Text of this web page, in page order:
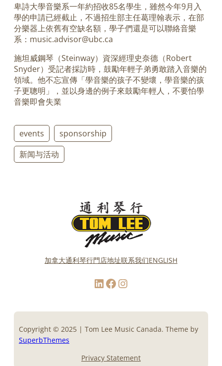
卑詩大學音樂系一年約招收85名學生，雖然今年9月入
學的申請已經截止，不過招生部主任葛理翰表示，在部
分樂器上依舊有空缺名額，學子們還是可以聯絡音樂
系：music.advisor@ubc.ca
施坦威鋼琴（Steinway）資深經理史奈德（Robert
Snyder）受記者採訪時，鼓勵年輕子弟勇敢踏入音樂的
領域。他不忘宣傳「學音樂的孩子不變壞，學音樂的孩
子更聰明」，並以身邊的例子來鼓勵年輕人，不要怕學
音樂即會失業
events
sponsorship
新闻与活动
加拿大通利琴行門店地址联系我们ENGLISH
LinkedIn Facebook Instagram
Copyright © 2025 | Tom Lee Music Canada. Theme by
SuperbThemes
Privacy Statement